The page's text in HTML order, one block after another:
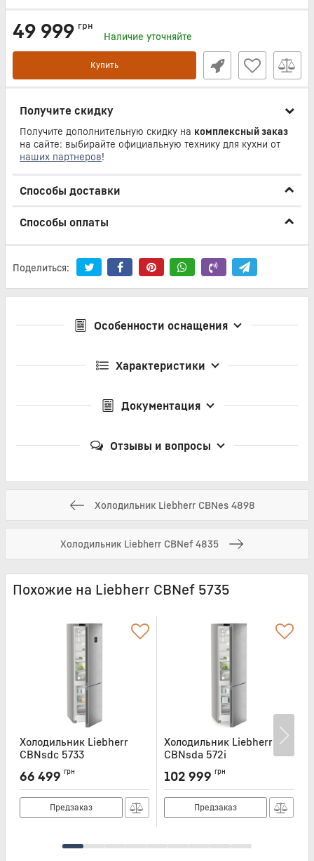
49 999 грн
Наличие уточняйте
Купить
Получите скидку
Получите дополнительную скидку на комплексный заказ
на сайте: выбирайте официальную технику для кухни от
наших партнеров!
Способы доставки
Способы оплаты
Поделиться:
Особенности оснащения
Характеристики
Документация
Отзывы и вопросы
Холодильник Liebherr CBNes 4898
Холодильник Liebherr CBNef 4835
Похожие на Liebherr CBNef 5735
Холодильник Liebherr
CBNsdc 5733
CBNSDC5733
66 499 грн
Предзаказ
Холодильник Liebherr
CBNsda 572i
CBNSDA572I
102 999 грн
Предзаказ